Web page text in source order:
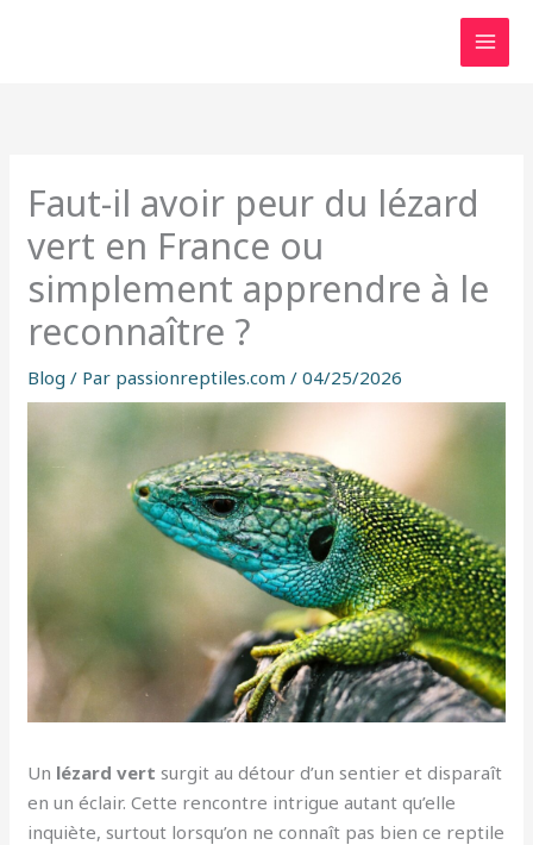
Faut-il avoir peur du lézard
vert en France ou
simplement apprendre à le
reconnaître ?
Blog / Par passionreptiles.com/04/25/2026
Un lézard vert surgit au détour d’un sentier et disparaît
en un éclair. Cette rencontre intrigue autant qu’elle
inquiète, surtout lorsqu’on ne connaît pas bien ce reptile